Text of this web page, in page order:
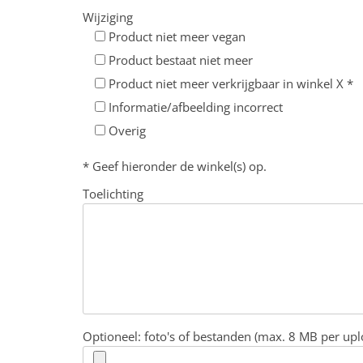
Wijziging
Product niet meer vegan
Product bestaat niet meer
Product niet meer verkrijgbaar in winkel X *
Informatie/afbeelding incorrect
Overig
* Geef hieronder de winkel(s) op.
Toelichting
Optioneel: foto's of bestanden (max. 8 MB per